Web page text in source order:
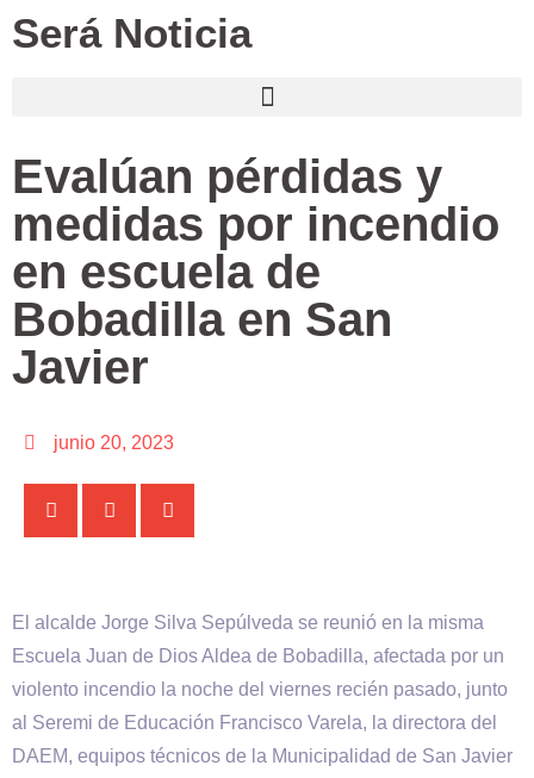
Será Noticia
Evalúan pérdidas y
medidas por incendio
en escuela de
Bobadilla en San
Javier
junio 20, 2023
El alcalde Jorge Silva Sepúlveda se reunió en la misma
Escuela Juan de Dios Aldea de Bobadilla, afectada por un
violento incendio la noche del viernes recién pasado, junto
al Seremi de Educación Francisco Varela, la directora del
DAEM, equipos técnicos de la Municipalidad de San Javier